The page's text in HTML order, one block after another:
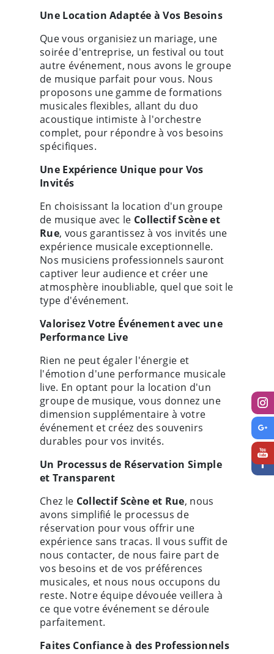
Une Location Adaptée à Vos Besoins
Que vous organisiez un mariage, une
soirée d'entreprise, un festival ou tout
autre événement, nous avons le groupe
de musique parfait pour vous. Nous
proposons une gamme de formations
musicales flexibles, allant du duo
acoustique intimiste à l'orchestre
complet, pour répondre à vos besoins
spécifiques.
Une Expérience Unique pour Vos
Invités
En choisissant la location d'un groupe
de musique avec le Collectif Scène et
Rue, vous garantissez à vos invités une
expérience musicale exceptionnelle.
Nos musiciens professionnels sauront
captiver leur audience et créer une
atmosphère inoubliable, quel que soit le
type d'événement.
Valorisez Votre Événement avec une
Performance Live
Rien ne peut égaler l'énergie et
l'émotion d'une performance musicale
live. En optant pour la location d'un
groupe de musique, vous donnez une
dimension supplémentaire à votre
événement et créez des souvenirs
durables pour vos invités.
Un Processus de Réservation Simple
et Transparent
Chez le Collectif Scène et Rue, nous
avons simplifié le processus de
réservation pour vous offrir une
expérience sans tracas. Il vous suffit de
nous contacter, de nous faire part de
vos besoins et de vos préférences
musicales, et nous nous occupons du
reste. Notre équipe dévouée veillera à
ce que votre événement se déroule
parfaitement.
Faites Confiance à des Professionnels